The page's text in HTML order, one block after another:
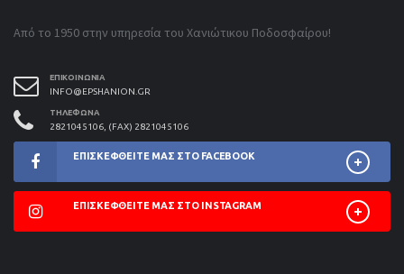
Από το 1950 στην υπηρεσία του Χανιώτικου Ποδοσφαίρου!
ΕΠΙΚΟΙΝΩΝΊΑ
INFO@EPSHANION.GR
ΤΗΛΈΦΩΝΑ
2821045106, (FAX) 2821045106
ΕΠΙΣΚΕΦΘΕΊΤΕ ΜΑΣ ΣΤΟ FACEBOOK
ΕΠΙΣΚΕΦΘΕΊΤΕ ΜΑΣ ΣΤΟ INSTAGRAM